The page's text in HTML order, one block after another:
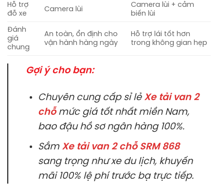
Hỗ trợ
đỗ xe
Camera lùi
Camera lùi + cảm
biến lùi
Đánh
giá
chung
An toàn, ổn định cho
vận hành hàng ngày
Hỗ trợ lái tốt hơn
trong không gian hẹp
Gợi ý cho bạn:
Chuyên cung cấp sỉ lẻ Xe tải van 2
chỗmức giá tốt nhất miền Nam,
bao đậu hồ sơ ngân hàng 100%.
Sắm Xe tải van 2 chỗ SRM 868
sang trọng như xe du lịch, khuyến
mãi 100% lệ phí trước bạ trực tiếp.